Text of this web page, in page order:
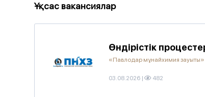
Ұқсас вакансиялар
Өндірістік
«Павлодар мұнайхимия
03.08.2026 | 482